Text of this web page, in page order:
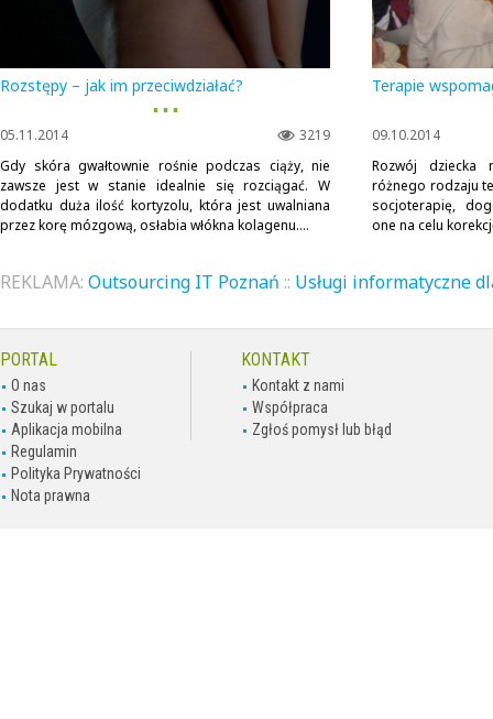
Rozstępy – jak im przeciwdziałać?
▪ ▪ ▪
3219
05.11.2014
Gdy skóra gwałtownie rośnie podczas ciąży, nie
zawsze jest w stanie idealnie się rozciągać. W
dodatku duża ilość kortyzolu, która jest uwalniana
przez korę mózgową, osłabia włókna kolagenu....
Terapie
09.10.2014
Rozwój dziecka
różnego rodzaju
socjoterapię,
one na celu
REKLAMA: Outsourcing IT Poznań :: Usługi informatyczne
PORTAL
O nas
Szukaj w portalu
Aplikacja mobilna
Regulamin
Polityka Prywatności
Nota prawna
KONTAKT
Kontakt z nami
Współpraca
Zgłoś pomysł lub błąd